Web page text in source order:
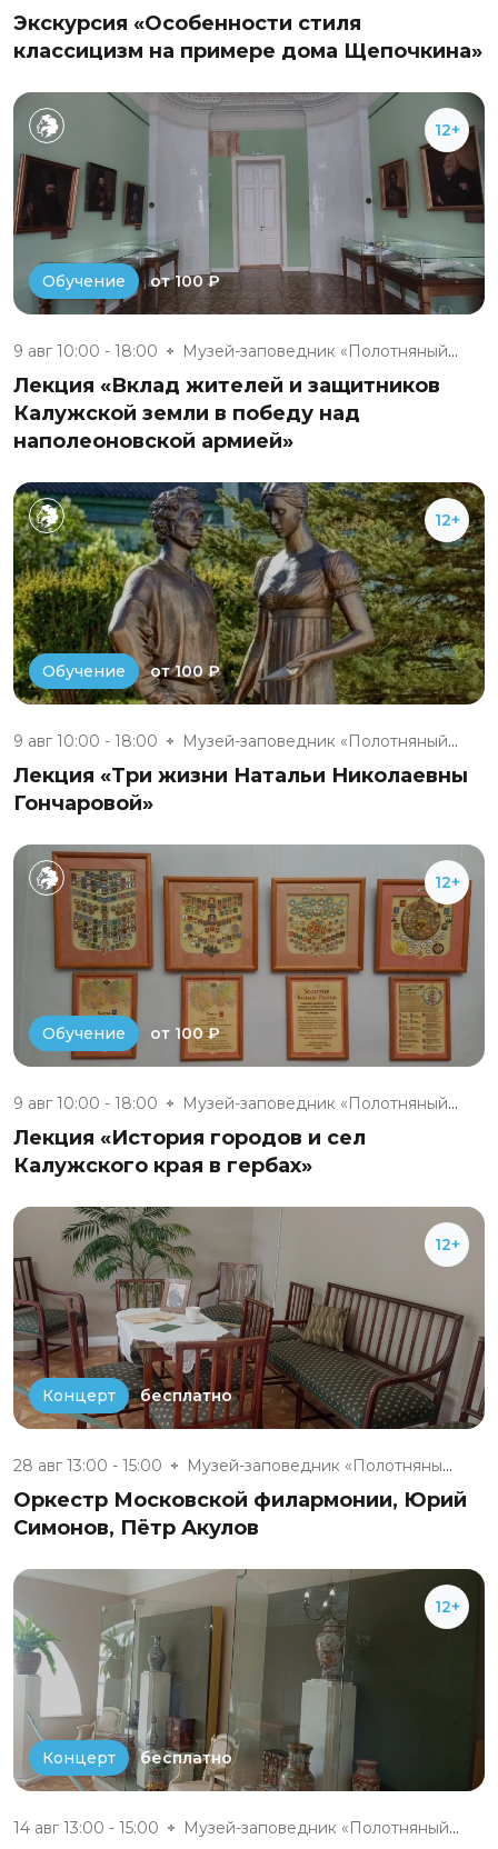
Экскурсия «Особенности стиля
классицизм на примере дома Щепочкина»
12+
Обучение от 100 ₽
9 авг 10:00 - 18:00 Музей-заповедник «Полотняный З...
Лекция «Вклад жителей и защитников
Калужской земли в победу над
наполеоновской армией»
12+
Обучение от 100 ₽
9 авг 10:00 - 18:00 Музей-заповедник «Полотняный З...
Лекция «Три жизни Натальи Николаевны
Гончаровой»
12+
Обучение от 100 ₽
9 авг 10:00 - 18:00 Музей-заповедник «Полотняный З...
Лекция «История городов и сел
Калужского края в гербах»
12+
Концерт бесплатно
28 авг 13:00 - 15:00 Музей-заповедник «Полотняный З...
Оркестр Московской филармонии, Юрий
Симонов, Пётр Акулов
12+
Концерт бесплатно
14 авг 13:00 - 15:00 Музей-заповедник «Полотняный З...